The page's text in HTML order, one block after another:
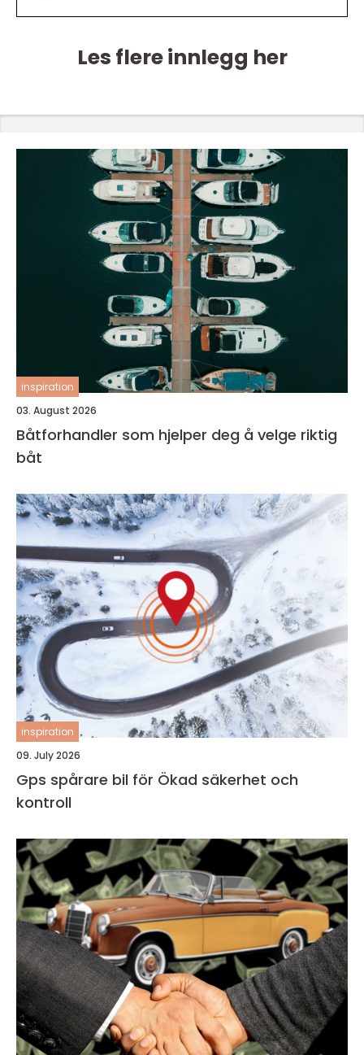
Les flere innlegg her
inspiration
03. August 2026
Båtforhandler som hjelper deg å velge riktig
båt
inspiration
09. July 2026
Gps spårare bil för Ökad säkerhet och
kontroll